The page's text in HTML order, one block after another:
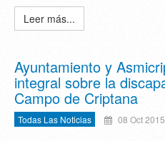
Leer más...
Ayuntamiento y
integral sobre la
Campo de Criptana
Todas Las Noticias 08 Oct 2015